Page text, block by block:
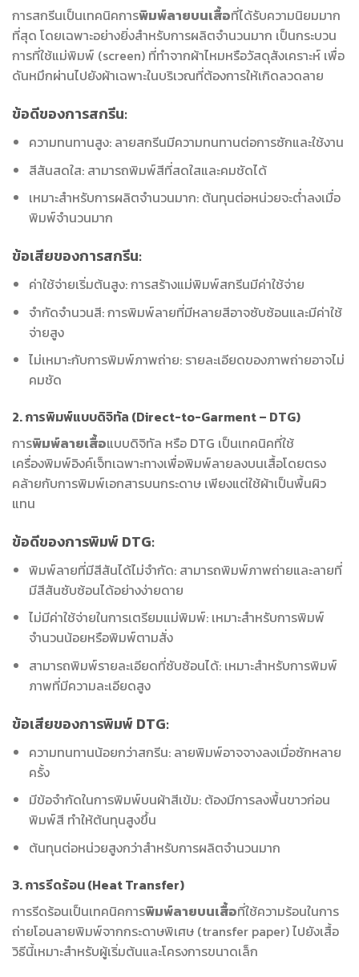
การสกรีนเป็นเทคนิคการพิมพ์ลายบนเสื้อที่ได้รับความนิยมมาก
ที่สุด โดยเฉพาะอย่างยิ่งสำหรับการผลิตจำนวนมาก เป็นกระบวน
การที่ใช้แม่พิมพ์ (screen) ที่ทำจากผ้าไหมหรือวัสดุสังเคราะห์ เพื่อ
ดันหมึกผ่านไปยังผ้าเฉพาะในบริเวณที่ต้องการให้เกิดลวดลาย
ข้อดีของการสกรีน:
ความทนทานสูง: ลายสกรีนมีความทนทานต่อการซักและใช้งาน
สีสันสดใส: สามารถพิมพ์สีที่สดใสและคมชัดได้
เหมาะสำหรับการผลิตจำนวนมาก: ต้นทุนต่อหน่วยจะต่ำลงเมื่อ
พิมพ์จำนวนมาก
ข้อเสียของการสกรีน:
ค่าใช้จ่ายเริ่มต้นสูง: การสร้างแม่พิมพ์สกรีนมีค่าใช้จ่าย
จำกัดจำนวนสี: การพิมพ์ลายที่มีหลายสีอาจซับซ้อนและมีค่าใช้
จ่ายสูง
ไม่เหมาะกับการพิมพ์ภาพถ่าย: รายละเอียดของภาพถ่ายอาจไม่
คมชัด
2. การพิมพ์แบบดิจิทัล (Direct-to-Garment – DTG)
การพิมพ์ลายเสื้อแบบดิจิทัล หรือ DTG เป็นเทคนิคที่ใช้
เครื่องพิมพ์อิงค์เจ็ทเฉพาะทางเพื่อพิมพ์ลายลงบนเสื้อโดยตรง
คล้ายกับการพิมพ์เอกสารบนกระดาษ เพียงแต่ใช้ผ้าเป็นพื้นผิว
แทน
ข้อดีของการพิมพ์ DTG:
พิมพ์ลายที่มีสีสันได้ไม่จำกัด: สามารถพิมพ์ภาพถ่ายและลายที่
มีสีสันซับซ้อนได้อย่างง่ายดาย
ไม่มีค่าใช้จ่ายในการเตรียมแม่พิมพ์: เหมาะสำหรับการพิมพ์
จำนวนน้อยหรือพิมพ์ตามสั่ง
สามารถพิมพ์รายละเอียดที่ซับซ้อนได้: เหมาะสำหรับการพิมพ์
ภาพที่มีความละเอียดสูง
ข้อเสียของการพิมพ์ DTG:
ความทนทานน้อยกว่าสกรีน: ลายพิมพ์อาจจางลงเมื่อซักหลาย
ครั้ง
มีข้อจำกัดในการพิมพ์บนผ้าสีเข้ม: ต้องมีการลงพื้นขาวก่อน
พิมพ์สี ทำให้ต้นทุนสูงขึ้น
ต้นทุนต่อหน่วยสูงกว่าสำหรับการผลิตจำนวนมาก
3. การรีดร้อน (Heat Transfer)
การรีดร้อนเป็นเทคนิคการพิมพ์ลายบนเสื้อที่ใช้ความร้อนในการ
ถ่ายโอนลายพิมพ์จากกระดาษพิเศษ (transfer paper) ไปยังเสื้อ
วิธีนี้เหมาะสำหรับผู้เริ่มต้นและโครงการขนาดเล็ก